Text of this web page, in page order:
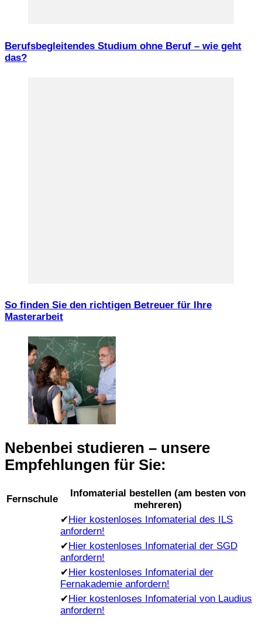
Berufsbegleitendes Studium ohne Beruf – wie geht
das?
So finden Sie den richtigen Betreuer für Ihre
Masterarbeit
Nebenbei studieren – unsere
Empfehlungen für Sie:
Fernschule
Infomaterial bestellen (am besten von
mehreren)
✔ Hier kostenloses Infomaterial des ILS
anfordern!
✔ Hier kostenloses Infomaterial der SGD
anfordern!
✔ Hier kostenloses Infomaterial der
Fernakademie anfordern!
✔ Hier kostenloses Infomaterial von Laudius
anfordern!